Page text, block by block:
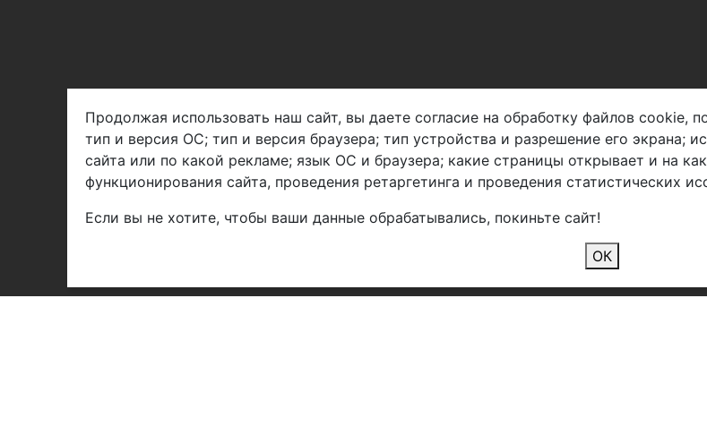
Арбен текстиль г. Щелково, пер.
1-й Советский д.25, владение 2.
Мы в соц. сетях
Продолжая использовать наш сайт, вы даете согласие на обработку файлов cookie,
тип и версия ОС; тип и версия браузера; тип устройства и разрешение его экрана;
сайта или по какой рекламе; язык ОС и браузера; какие страницы открывает и на
функционирования сайта, проведения ретаргетинга и проведения статистических
Если вы не хотите, чтобы ваши данные обрабатывались, покиньте сайт!
ОК